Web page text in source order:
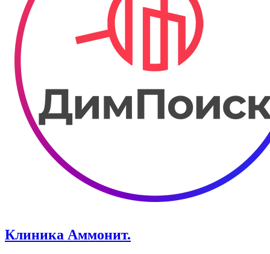
Клиника Аммонит.